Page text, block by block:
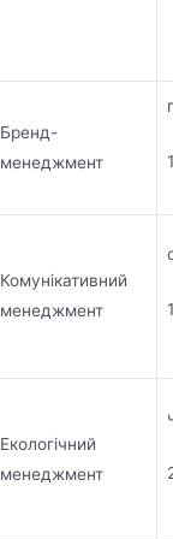
Бренд-
менеджмент
Комунікативний
менеджмент
Екологічний
менеджмент